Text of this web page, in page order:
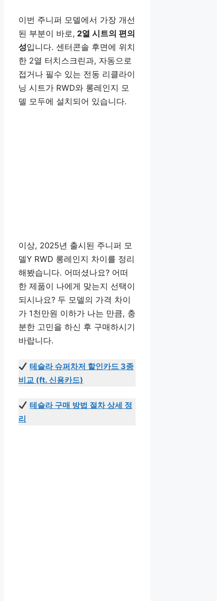
이번 주니퍼 모델에서 가장 개선
된 부분이 바로, 2열 시트의 편의
성입니다. 센터콘솔 후면에 위치
한 2열 터치스크린과, 자동으로
접거나 필수 있는 전동 리클라이
닝 시트가 RWD와 롱레인지 모
델 모두에 설치되어 있습니다.
이상, 2025년 출시된 주니퍼 모
델Y RWD 롱레인지 차이를 정리
해봤습니다. 어떠셨나요? 어떠
한 제품이 나에게 맞는지 선택이
되시나요? 두 모델의 가격 차이
가 1천만원 이하가 나는 만큼, 충
분한 고민을 하신 후 구매하시기
바랍니다.
테슬라 슈퍼차저 할인카드 3종
비교 (ft. 신용카드)
테슬라 구매 방법 절차 상세 정
리